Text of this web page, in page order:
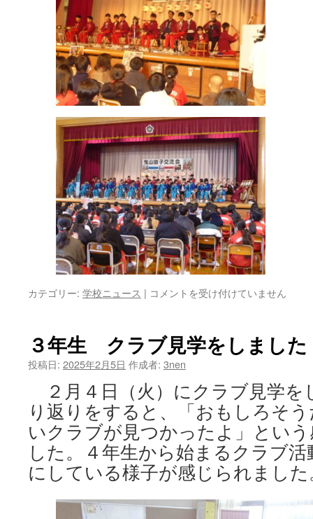
カテゴリー: 学校ニュース | 曳
交
流
は
コメントを受け付けていません
３年生 クラブ見学をしました
投稿日: 2025年2月5日 作成者: 3nen
２月４日（火）にクラブ見学を
り返りをすると、「おもしろそ
いクラブが見つかったよ」とい
した。４年生から始まるクラブ
にしている様子が感じられました